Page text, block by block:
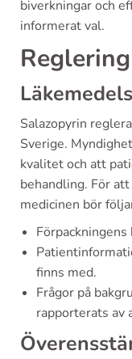
biverkningar och
informerat val.
Salazopyrin
Sverige.
kvalitet och att
behandling. För
medicinen bör
finns med.
Frågor på
rapporterats av